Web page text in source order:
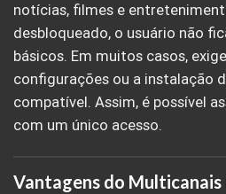
notícias, filmes e
desbloqueado, o usuário não
básicos. Em muitos casos,
configurações ou a instalação
compatível. Assim, é possível
com um único acesso.
Vantagens do Multicanais